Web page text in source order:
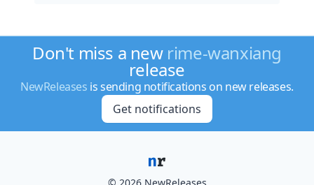
Don't miss a new rime-wanxiang
release
NewReleases is sending notifications on new releases.
Get notifications